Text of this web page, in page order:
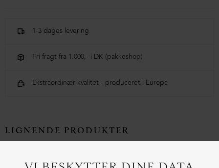
1-3 dages levering
Fri fragt fra 1.000,- i DK (pakkeshop)
Ekstraordinær kvalitet - produceret i Europa
LIGNENDE PRODUKTER